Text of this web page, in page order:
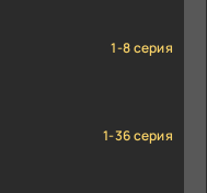
1-8 серия
1-36 серия